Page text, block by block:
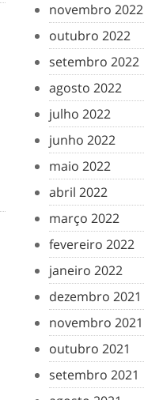
novembro 2022
outubro 2022
setembro 2022
agosto 2022
julho 2022
junho 2022
maio 2022
abril 2022
março 2022
fevereiro 2022
janeiro 2022
dezembro 2021
novembro 2021
outubro 2021
setembro 2021